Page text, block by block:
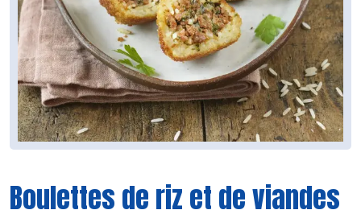
Boulettes de riz et de viandes